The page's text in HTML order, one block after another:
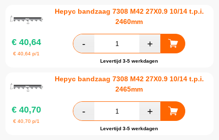
Hepyc bandzaag 7308 M42 27X0.9 10/14 t.p.i.
2460mm
€ 40,64
€40,64 p/1
Levertijd 3-5 werkdagen
Hepyc bandzaag 7308 M42 27X0.9 10/14 t.p.i.
2465mm
€ 40,70
€40,70 p/1
Levertijd 3-5 werkdagen